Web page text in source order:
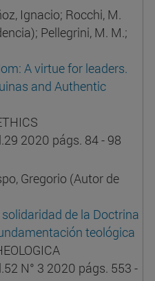
Ignacio; Rocchi, M.
Pellegrini, M. M.;
A virtue for leaders.
and Authentic
2020 págs. 84 - 98
Gregorio (Autor de
de la Doctrina
teológica
N° 3 2020 págs. 553 -